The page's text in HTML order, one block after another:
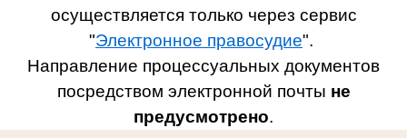
осуществляется только через сервис
"Электронное правосудие".
Направление процессуальных документов
посредством электронной почты не
предусмотрено.